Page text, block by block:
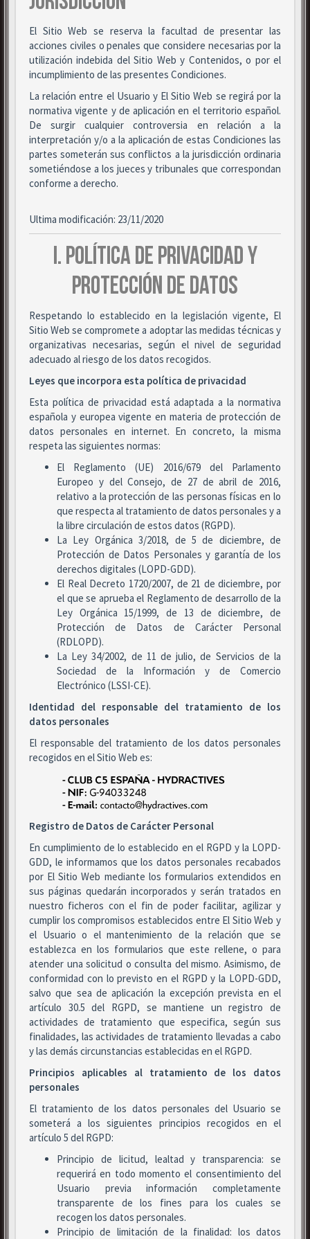
El Sitio Web se reserva la facultad de presentar las
acciones civiles o penales que considere necesarias por la
utilización indebida del Sitio Web y Contenidos, o por el
incumplimiento de las presentes Condiciones.
La relación entre el Usuario y El Sitio Web se regirá por la
normativa vigente y de aplicación en el territorio español.
De surgir cualquier controversia en relación a la
interpretación y/o a la aplicación de estas Condiciones las
partes someterán sus conflictos a la jurisdicción ordinaria
sometiéndose a los jueces y tribunales que correspondan
conforme a derecho.
Ultima modificación: 23/11/2020
I. POLÍTICA DE PRIVACIDAD Y
PROTECCIÓN DE DATOS
Respetando lo establecido en la legislación vigente, El
Sitio Web se compromete a adoptar las medidas técnicas y
organizativas necesarias, según el nivel de seguridad
adecuado al riesgo de los datos recogidos.
Leyes que incorpora esta política de privacidad
Esta política de privacidad está adaptada a la normativa
española y europea vigente en materia de protección de
datos personales en internet. En concreto, la misma
respeta las siguientes normas:
El Reglamento (UE) 2016/679 del Parlamento
Europeo y del Consejo, de 27 de abril de 2016,
relativo a la protección de las personas físicas en lo
que respecta al tratamiento de datos personales y a
la libre circulación de estos datos (RGPD).
La Ley Orgánica 3/2018, de 5 de diciembre, de
Protección de Datos Personales y garantía de los
derechos digitales (LOPD-GDD).
El Real Decreto 1720/2007, de 21 de diciembre, por
el que se aprueba el Reglamento de desarrollo de la
Ley Orgánica 15/1999, de 13 de diciembre, de
Protección de Datos de Carácter Personal
(RDLOPD).
La Ley 34/2002, de 11 de julio, de Servicios de la
Sociedad de la Información y de Comercio
Electrónico (LSSI-CE).
Identidad del responsable del tratamiento de los
datos personales
El responsable del tratamiento de los datos personales
recogidos en el Sitio Web es:
Registro de Datos de Carácter Personal
En cumplimiento de lo establecido en el RGPD y la LOPD-
GDD, le informamos que los datos personales recabados
por El Sitio Web mediante los formularios extendidos en
sus páginas quedarán incorporados y serán tratados en
nuestro ficheros con el fin de poder facilitar, agilizar y
cumplir los compromisos establecidos entre El Sitio Web y
el Usuario o el mantenimiento de la relación que se
establezca en los formularios que este rellene, o para
atender una solicitud o consulta del mismo. Asimismo, de
conformidad con lo previsto en el RGPD y la LOPD-GDD,
salvo que sea de aplicación la excepción prevista en el
artículo 30.5 del RGPD, se mantiene un registro de
actividades de tratamiento que especifica, según sus
finalidades, las actividades de tratamiento llevadas a cabo
y las demás circunstancias establecidas en el RGPD.
Principios aplicables al tratamiento de los datos
personales
El tratamiento de los datos personales del Usuario se
someterá a los siguientes principios recogidos en el
artículo 5 del RGPD:
Principio de licitud, lealtad y transparencia: se
requerirá en todo momento el consentimiento del
Usuario previa información completamente
transparente de los fines para los cuales se
recogen los datos personales.
Principio de limitación de la finalidad: los datos